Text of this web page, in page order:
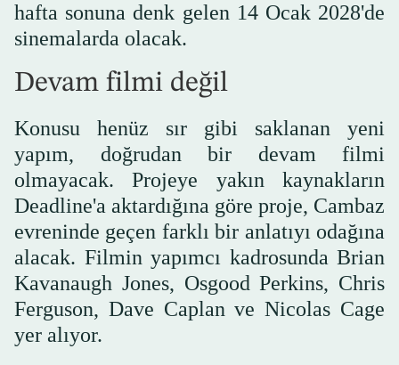
hafta sonuna denk gelen 14 Ocak 2028'de
sinemalarda olacak.
Devam filmi değil
Konusu henüz sır gibi saklanan yeni
yapım, doğrudan bir devam filmi
olmayacak. Projeye yakın kaynakların
Deadline'a aktardığına göre proje, Cambaz
evreninde geçen farklı bir anlatıyı odağına
alacak. Filmin yapımcı kadrosunda Brian
Kavanaugh Jones, Osgood Perkins, Chris
Ferguson, Dave Caplan ve Nicolas Cage
yer alıyor.